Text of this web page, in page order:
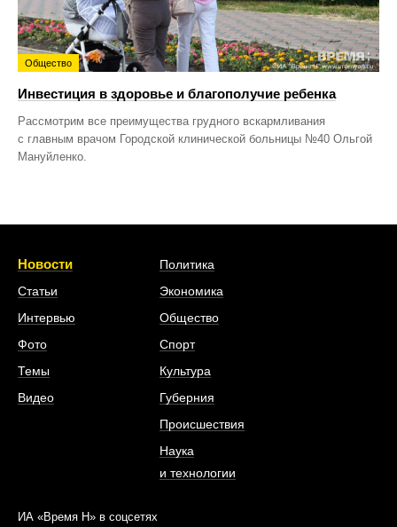
Общество
Инвестиция в здоровье и благополучие ребенка
Рассмотрим все преимущества грудного вскармливания
с главным врачом Городской клинической больницы №40 Ольгой
Мануйленко.
Новости
Статьи
Интервью
Фото
Темы
Видео
Политика
Экономика
Общество
Спорт
Культура
Губерния
Происшествия
Наука
и технологии
ИА «Время Н» в соцсетях